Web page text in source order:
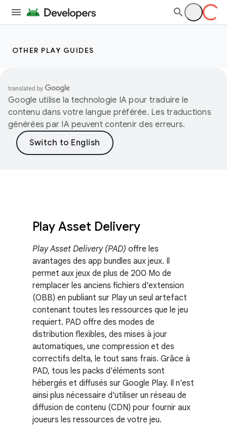
OTHER PLAY GUIDES
Google utilise la technologie IA pour traduire le
contenu dans votre langue préférée. Les traductions
générées par IA peuvent contenir des erreurs.
Play Asset Delivery
Play Asset Delivery (PAD) offre les
avantages des app bundles aux jeux. Il
permet aux jeux de plus de 200 Mo de
remplacer les anciens fichiers d'extension
(OBB) en publiant sur Play un seul artefact
contenant toutes les ressources que le jeu
requiert. PAD offre des modes de
distribution flexibles, des mises à jour
automatiques, une compression et des
correctifs delta, le tout sans frais. Grâce à
PAD, tous les packs d'éléments sont
hébergés et diffusés sur Google Play. Il n'est
ainsi plus nécessaire d'utiliser un réseau de
diffusion de contenu (CDN) pour fournir aux
joueurs les ressources de votre jeu.